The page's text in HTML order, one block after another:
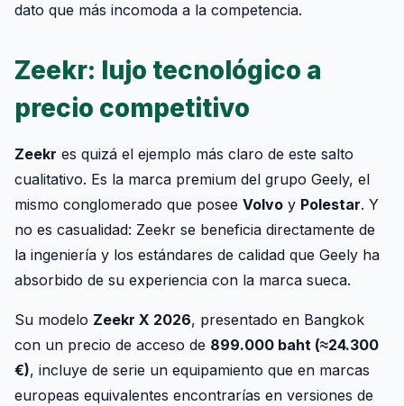
dato que más incomoda a la competencia.
Zeekr: lujo tecnológico a
precio competitivo
Zeekr es quizá el ejemplo más claro de este salto
cualitativo. Es la marca premium del grupo Geely, el
mismo conglomerado que posee Volvo y Polestar. Y
no es casualidad: Zeekr se beneficia directamente de
la ingeniería y los estándares de calidad que Geely ha
absorbido de su experiencia con la marca sueca.
Su modelo Zeekr X 2026, presentado en Bangkok
con un precio de acceso de 899.000 baht (≈24.300
€), incluye de serie un equipamiento que en marcas
europeas equivalentes encontrarías en versiones de